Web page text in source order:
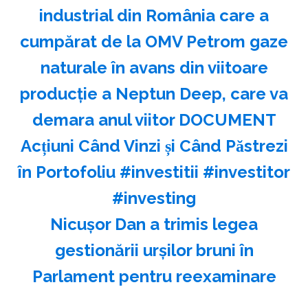
industrial din România care a
cumpărat de la OMV Petrom gaze
naturale în avans din viitoare
producție a Neptun Deep, care va
demara anul viitor DOCUMENT
Acțiuni Când Vinzi și Când Păstrezi
în Portofoliu #investitii #investitor
#investing
Nicuşor Dan a trimis legea
gestionării urşilor bruni în
Parlament pentru reexaminare